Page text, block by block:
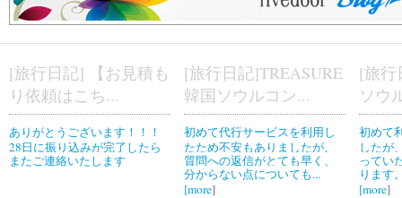
[旅行日記] 【お見積も
り依頼はこち...
ありがとうございます！！！
28日に振り込みが完了したら
またご連絡いたします
[旅行日記]TREASURE
韓国ソウルコン...
初めて代行サービスを利用し
たため不安もありましたが、
質問への返信がとても早く、
分からない点についても...
[more]
[旅行
ソウ
初めて
したが
ってい
ります
[more]